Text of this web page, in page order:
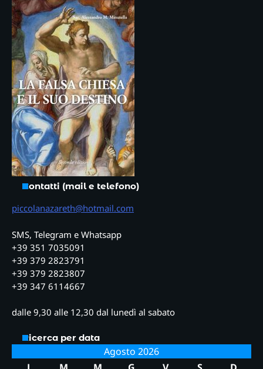
Contatti (mail e telefono)
piccolanazareth@hotmail.com
SMS, Telegram e Whatsapp
+39 351 7035091
+39 379 2823791
+39 379 2823807
+39 347 6114667
dalle 9,30 alle 12,30 dal lunedì al sabato
Ricerca per data
Agosto 2026